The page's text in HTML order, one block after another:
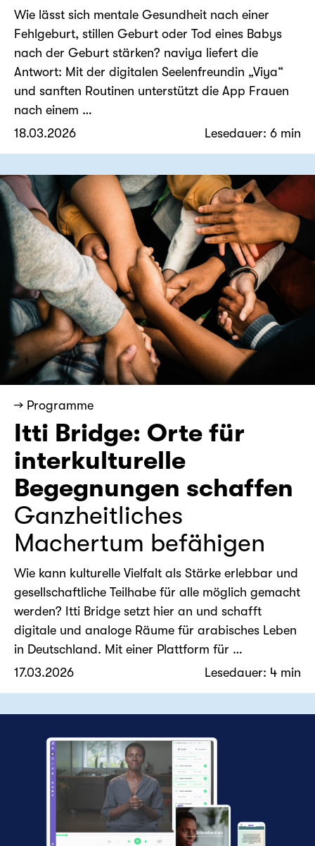
Wie lässt sich mentale Gesundheit nach einer
Fehlgeburt, stillen Geburt oder Tod eines Babys
nach der Geburt stärken? naviya liefert die
Antwort: Mit der digitalen Seelenfreundin „Viya“
und sanften Routinen unterstützt die App Frauen
nach einem …
18.03.2026
Lesedauer: 6 min
→ Programme
Itti Bridge: Orte für
interkulturelle
Begegnungen schaffen
Ganzheitliches
Machertum befähigen
Wie kann kulturelle Vielfalt als Stärke erlebbar und
gesellschaftliche Teilhabe für alle möglich gemacht
werden? Itti Bridge setzt hier an und schafft
digitale und analoge Räume für arabisches Leben
in Deutschland. Mit einer Plattform für …
17.03.2026
Lesedauer: 4 min